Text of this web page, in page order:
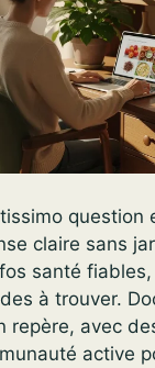
question
claire sans
santé
à trouver.
repère, avec
active